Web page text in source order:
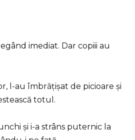
imediat. Dar copiii au
l-au îmbrățișat de picioare și
totul.
și i-a strâns puternic la